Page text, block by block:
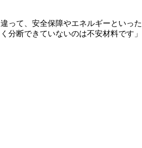
って、安全保障やエネルギーといった
分断できていないのは不安材料です」